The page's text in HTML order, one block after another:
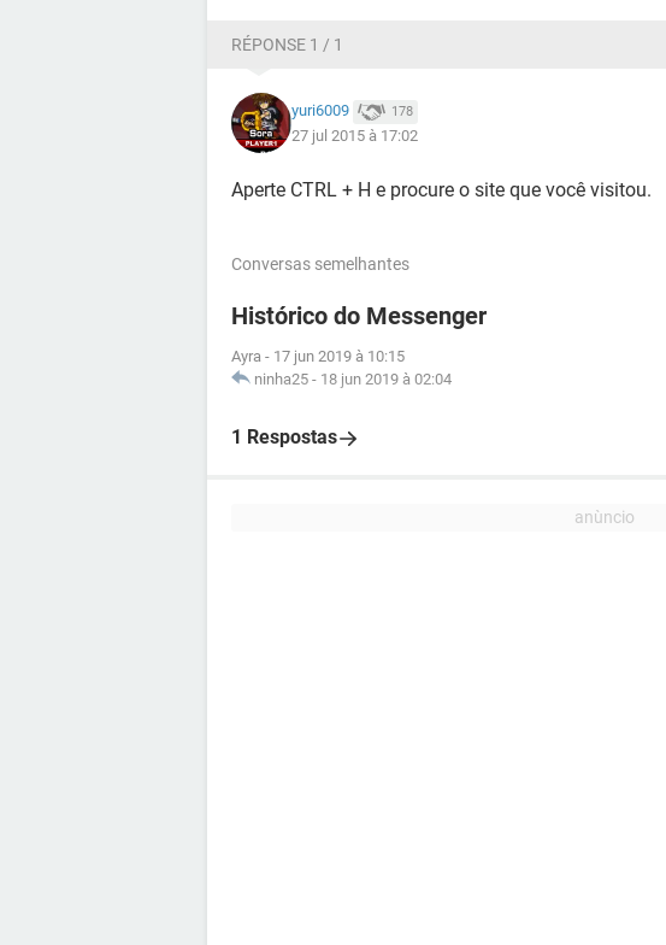
RÉPONSE 1 / 1
yuri6009 178
27 jul 2015 à 17:02
Aperte CTRL + H e procure o site que você visitou.
Conversas semelhantes
Histórico do Messenger
Ayra - 17 jun 2019 à 10:15
ninha25 - 18 jun 2019 à 02:04
1 Respostas